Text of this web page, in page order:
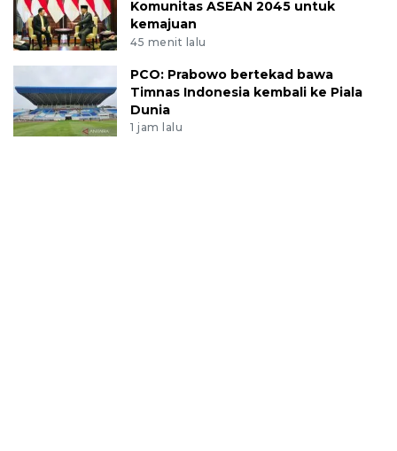
Komunitas ASEAN 2045 untuk
kemajuan
45 menit lalu
PCO: Prabowo bertekad bawa
Timnas Indonesia kembali ke Piala
Dunia
1 jam lalu